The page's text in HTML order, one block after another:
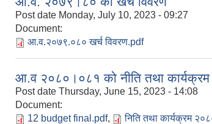
Post date Monday, July 10, 2023 - 09:27
Document:
आ‍.व‍.२०७९.०८० खर्च विवरण.pdf
आ‍.व‍ २०८०।०८१ को नीति तथा
Post date Thursday, June 15, 2023 - 14:08
Document:
12 budget final.pdf, निति तथा कार्यक्रम